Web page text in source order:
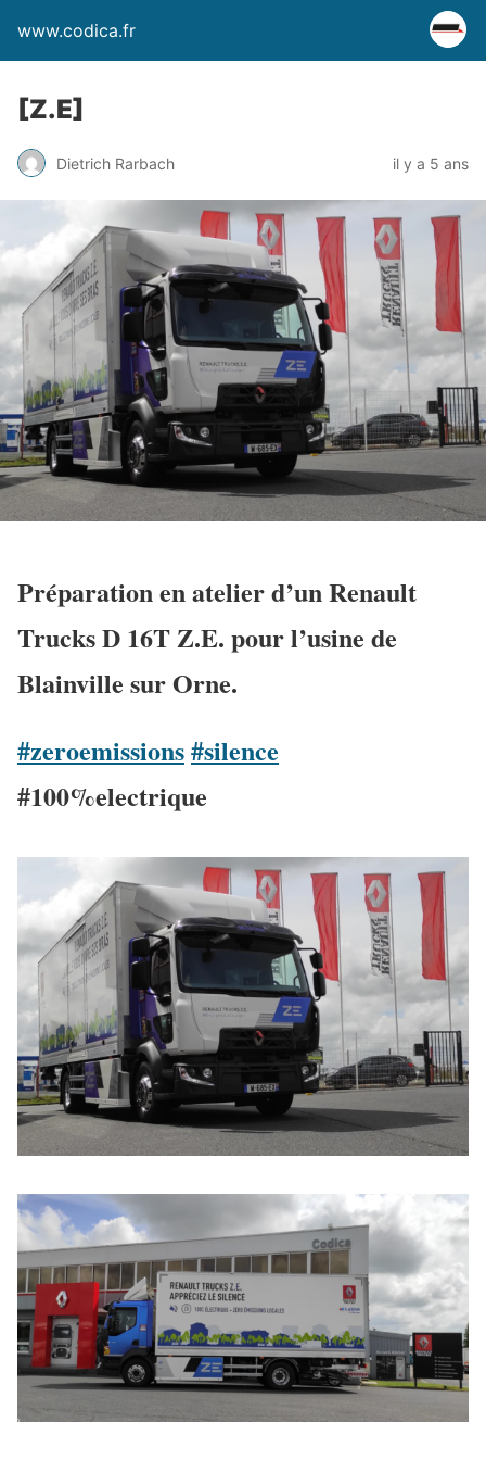
www.codica.fr
[Z.E]
Dietrich Rarbach il y a 5 ans
Préparation en atelier d’un Renault
Trucks D 16T Z.E. pour l’usine de
Blainville sur Orne.
#zeroemissions#silence
#100%electrique